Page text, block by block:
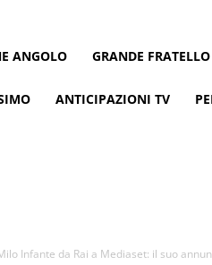
ANGOLO GRANDE FRATELLO
ANTICIPAZIONI TV
Infante da Rai a Mediaset: il suo